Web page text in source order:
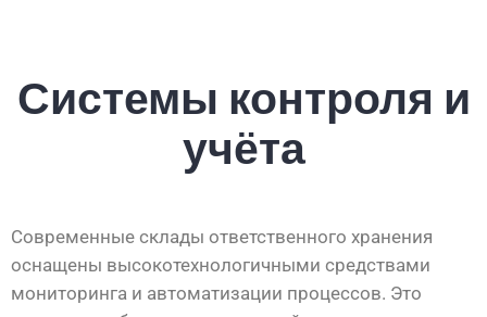
Системы контроля и
учёта
Современные склады ответственного хранения
оснащены высокотехнологичными средствами
мониторинга и автоматизации процессов. Это